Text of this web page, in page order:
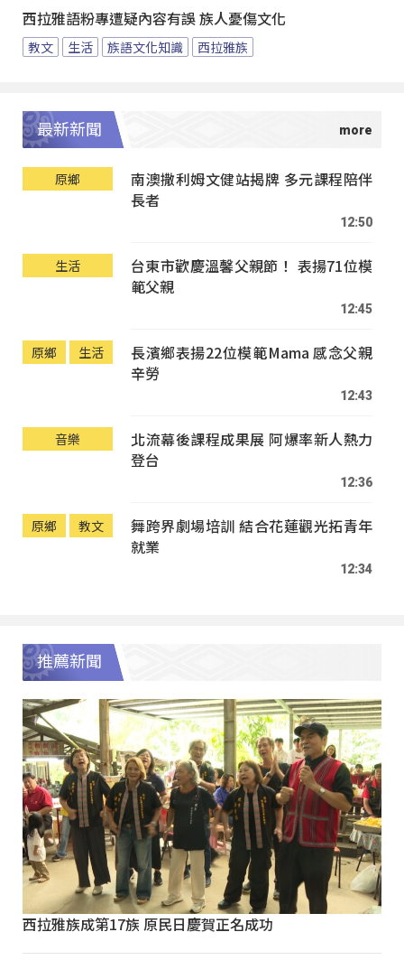
西拉雅語粉專遭疑內容有誤 族人憂傷文化
教文 生活 族語文化知識 西拉雅族
最新新聞
原鄉
南澳撒利姆文健站揭牌 多元課程陪伴
長者
12:50
生活
台東市歡慶溫馨父親節！ 表揚71位模
範父親
12:45
原鄉 生活
長濱鄉表揚22位模範Mama 感念父親
辛勞
12:43
音樂
北流幕後課程成果展 阿爆率新人熱力
登台
12:36
原鄉 教文
舞跨界劇場培訓 結合花蓮觀光拓青年
就業
12:34
推薦新聞
西拉雅族成第17族 原民日慶賀正名成功